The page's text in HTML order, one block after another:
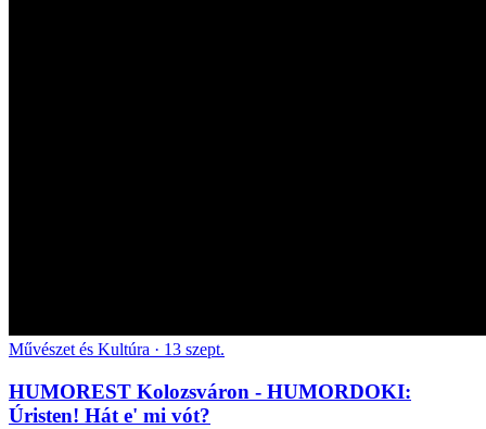
Művészet és Kultúra · 13 szept.
HUMOREST Kolozsváron - HUMORDOKI:
Úristen! Hát e' mi vót?